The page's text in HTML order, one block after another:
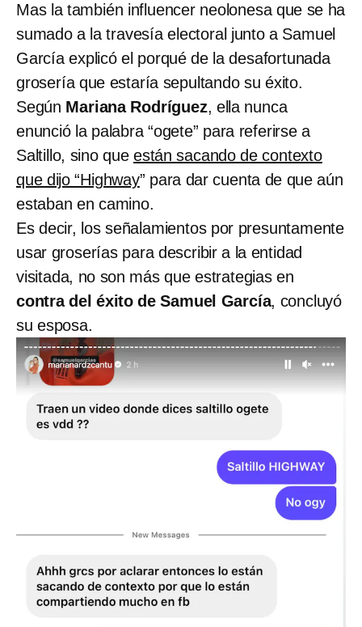
Mas la también influencer neolonesa que se ha
sumado a la travesía electoral junto a Samuel
García explicó el porqué de la desafortunada
grosería que estaría sepultando su éxito.
Según Mariana Rodríguez, ella nunca
enunció la palabra “ogete” para referirse a
Saltillo, sino queestán sacando de contexto
que dijo “Highway” para dar cuenta de que aún
estaban en camino.
Es decir, los señalamientos por presuntamente
usar groserías para describir a la entidad
visitada, no son más que estrategias en
contra del éxito de Samuel García, concluyó
su esposa.